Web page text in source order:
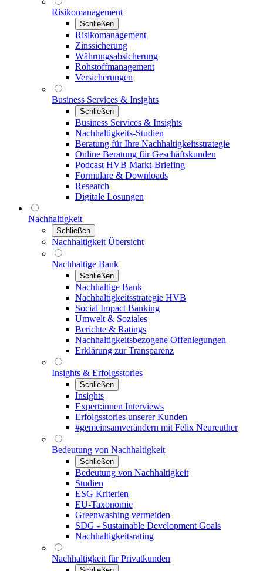
Risikomanagement
Schließen
Risikomanagement
Zinssicherung
Währungsabsicherung
Rohstoffmanagement
Versicherungen
Business Services & Insights
Schließen
Business Services & Insights
Nachhaltigkeits-Studien
Beratung für Ihre Nachhaltigkeitsstrategie
Online Beratung für Geschäftskunden
Podcast HVB Markt-Briefing
Formulare & Downloads
Research
Digitale Lösungen
Nachhaltigkeit
Schließen
Nachhaltigkeit Übersicht
Nachhaltige Bank
Schließen
Nachhaltige Bank
Nachhaltigkeitsstrategie HVB
Social Impact Banking
Umwelt & Soziales
Berichte & Ratings
Nachhaltigkeitsbezogene Offenlegungen
Erklärung zur Transparenz
Insights & Erfolgsstories
Schließen
Insights
Expert:innen Interviews
Erfolgsstories unserer Kunden
#gemeinsamverändern mit Felix Neureuther
Bedeutung von Nachhaltigkeit
Schließen
Bedeutung von Nachhaltigkeit
Studien
ESG Kriterien
EU-Taxonomie
Greenwashing vermeiden
SDG - Sustainable Development Goals
Nachhaltigkeitsrating
Nachhaltigkeit für Privatkunden